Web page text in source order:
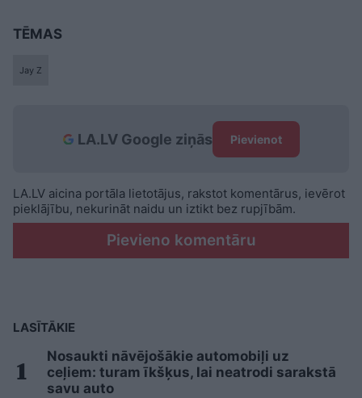
TĒMAS
Jay Z
LA.LV Google ziņās Pievienot
LA.LV aicina portāla lietotājus, rakstot komentārus, ievērot
pieklājību, nekurināt naidu un iztikt bez rupjībām.
Pievieno komentāru
LASĪTĀKIE
Nosaukti nāvējošākie automobiļi uz
ceļiem: turam īkšķus, lai neatrodi sarakstā
savu auto